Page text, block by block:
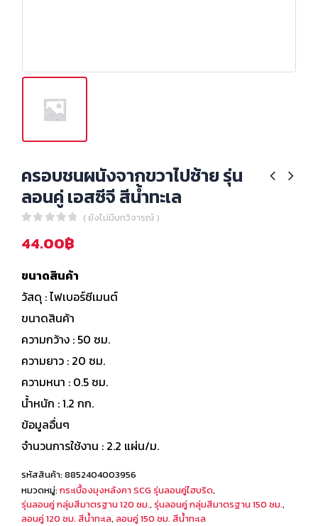
ครอบชนผนังจากขวาไปซ้าย รุ่น
ลอนคู่ เอสซีจี สีน้ำทะเล
( ยังไม่มีบทวิจารณ์ )
44.00฿
ขนาดสินค้า
วัสดุ : ไฟเบอร์ซีเมนต์
ขนาดสินค้า
ความกว้าง : 50 ซม.
ความยาว : 20 ซม.
ความหนา : 0.5 ซม.
น้ำหนัก : 1.2 กก.
ข้อมูลอื่นๆ
จำนวนการใช้งาน : 2.2 แผ่น/ม.
รหัสสินค้า:8852404003956
หมวดหมู่:กระเบื้องมุงหลังคา SCG รุ่นลอนคู่ไฮบริด,
รุ่นลอนคู่ กลุ่มสีมาตรฐาน 120 ซม., รุ่นลอนคู่ กลุ่มสีมาตรฐาน 150 ซม.,
ลอนคู่ 120 ซม. สีน้ำทะเล, ลอนคู่ 150 ซม. สีน้ำทะเล